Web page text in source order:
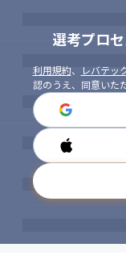
選考プロ
利用規約、 レバテッ
認のうえ、同意いた